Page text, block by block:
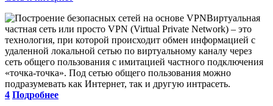
Виртуальная
частная сеть или просто VPN (Virtual Private Network) – это
технология, при которой происходит обмен информацией с
удаленной локальной сетью по виртуальному каналу через
сеть общего пользования с имитацией частного подключения
«точка-точка». Под сетью общего пользования можно
подразумевать как Интернет, так и другую интрасеть.
4 Подробнее